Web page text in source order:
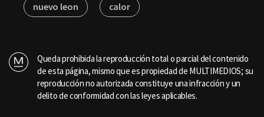
nuevo leon calor
Queda prohibida la reproducción total o parcial del contenido
de esta página, mismo que es propiedad de MULTIMEDIOS; su
reproducción no autorizada constituye una infracción y un
delito de conformidad con las leyes aplicables.